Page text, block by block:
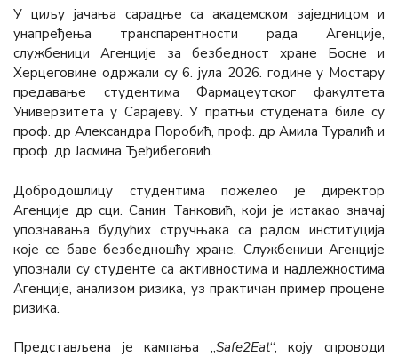
У циљу јачања сарадње са академском заједницом и
унапређења транспарентности рада Агенције,
службеници Агенције за безбедност хране Босне и
Херцеговине одржали су 6. јула 2026. године у Мостару
предавање студентима Фармацеутског факултета
Универзитета у Сарајеву. У пратњи студената биле су
проф. др Александра Поробић, проф. др Амила Туралић и
проф. др Јасмина Ђеђибеговић.
Добродошлицу студентима пожелео је директор
Агенције др сци. Санин Танковић, који је истакао значај
упознавања будућих стручњака са радом институција
које се баве безбедношћу хране. Службеници Агенције
упознали су студенте са активностима и надлежностима
Агенције, анализом ризика, уз практичан пример процене
ризика.
Представљена је кампања „Safe2Eat“, коју спроводи